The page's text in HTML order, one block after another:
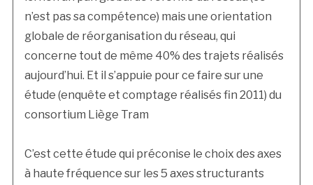
n’est pas sa compétence) mais une orientation
globale de réorganisation du réseau, qui
concerne tout de même 40% des trajets réalisés
aujourd’hui. Et il s’appuie pour ce faire sur une
étude (enquête et comptage réalisés fin 2011) du
consortium Liège Tram
C’est cette étude qui préconise le choix des axes
à haute fréquence sur les 5 axes structurants